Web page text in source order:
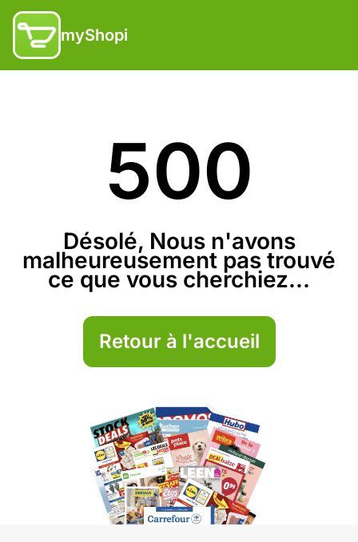
myShopi
500
Désolé, Nous n'avons
malheureusement pas trouvé
ce que vous cherchiez...
Retour à l'accueil